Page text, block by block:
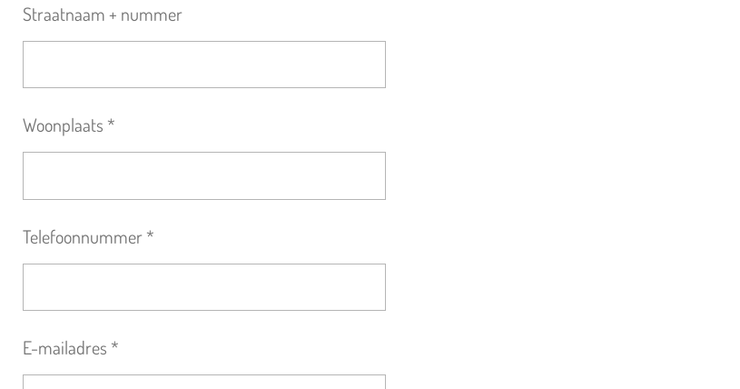
Straatnaam + nummer
Woonplaats *
Telefoonnummer *
E-mailadres *